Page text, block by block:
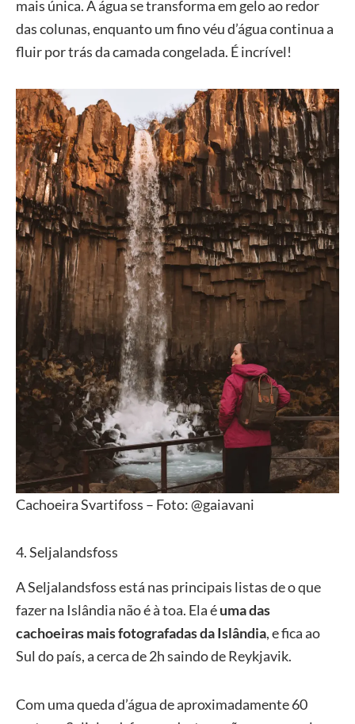
mais única. A água se transforma em gelo ao redor
das colunas, enquanto um fino véu d’água continua a
fluir por trás da camada congelada. É incrível!
Cachoeira Svartifoss – Foto: @gaiavani
4. Seljalandsfoss
A Seljalandsfoss está nas principais listas de o que
fazer na Islândia não é à toa. Ela éuma das
cachoeiras mais fotografadas da Islândia, e fica ao
Sul do país, a cerca de 2h saindo de Reykjavik.
Com uma queda d’água de aproximadamente 60